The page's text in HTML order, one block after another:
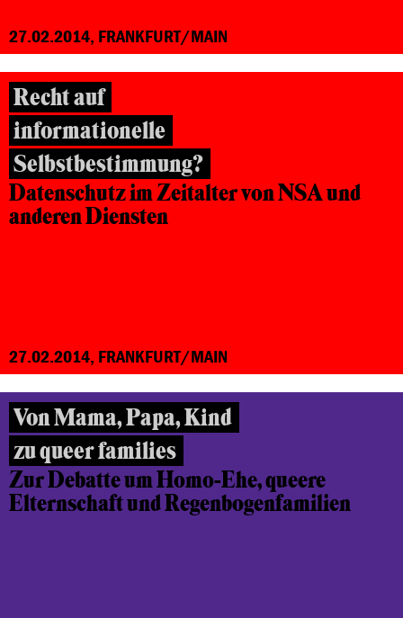
27.02.2014, FRANKFURT/MAIN
Recht auf
informationelle
Selbstbestimmung?
Datenschutz im Zeitaltervon NSA und
anderen Diensten
27.02.2014, FRANKFURT/MAIN
Von Mama, Papa, Kind
zu queer families
Zur Debatte um Homo-Ehe,queere
Elternschaftund Regenbogenfamilien